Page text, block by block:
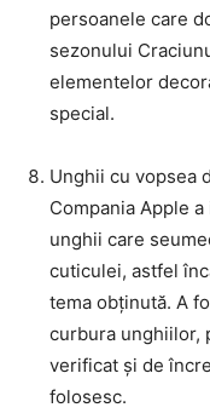
persoanele care
sezonului
elementelor
special.
Unghii cu vopsea
Compania Apple
unghii care
cuticulei, astfel
tema obținută. A
curbura unghiilor,
verificat și de
folosesc.